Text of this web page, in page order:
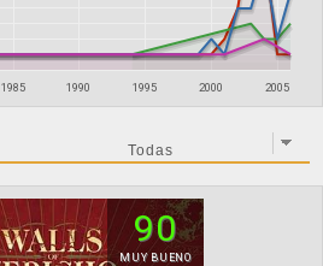
1985 1990 1995 2000 2005
90
MUY BUENO